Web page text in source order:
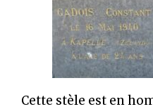
Cette stèle est en